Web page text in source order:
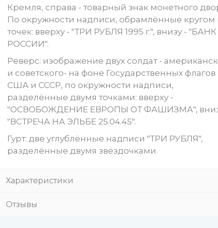
Кремля, справа - товарный знак монетного
По окружности надписи, обрамлённые кругом
точек: вверху - "ТРИ РУБЛЯ 1995 г.", внизу - "БАНК
РОССИИ".
Реверс: изображение двух солдат -
и советского- на фоне Государственных флагов
США и СССР, по окружности надписи,
разделённые двумя точками: вверху -
"ОСВОБОЖДЕНИЕ ЕВРОПЫ ОТ ФАШИЗМА",
"ВСТРЕЧА НА ЭЛЬБЕ 25.04.45".
Гурт: две углублённые надписи "ТРИ РУБЛЯ",
разделённые двумя звёздочками.
Характеристики
Отзывы